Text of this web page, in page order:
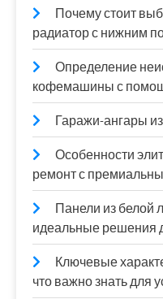
Почему стоит
радиатор с нижним
Определение
кофемашины с
Гаражи-ангары
Особенности
ремонт с
Панели из белой
идеальные решения
Ключевые
что важно знать для